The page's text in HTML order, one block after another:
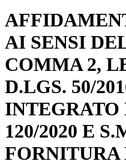
AI SENSI
COMMA 2,
D.LGS. 50/
120/2020 E
FORNITURA